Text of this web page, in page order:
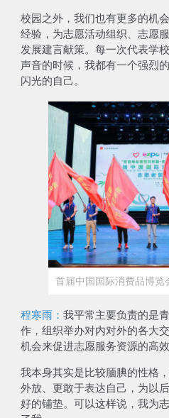
校园之外，我们也有更多的机
经验， 为志愿活动组织、志愿
发展建言献策。每一次代表学
声音的时候，我都有一个强烈的
闪光的自己。
首届中国国际消费品博览
程寒雨： 我平常主要负责的是
作，组织举办对内对外的各大
机会来促进志愿服务资源的高效
我本身其实是比较腼腆的性格
外放、更敢于表达自己，为以
好的铺垫。可以这样说， 我为